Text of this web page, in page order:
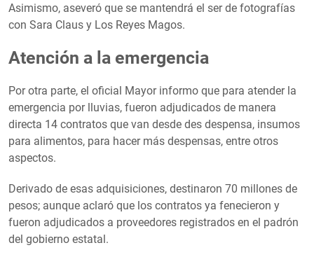
Asimismo, aseveró que se mantendrá el ser de fotografías
con Sara Claus y Los Reyes Magos.
Atención a la emergencia
Por otra parte, el oficial Mayor informo que para atender la
emergencia por lluvias, fueron adjudicados de manera
directa 14 contratos que van desde des despensa, insumos
para alimentos, para hacer más despensas, entre otros
aspectos.
Derivado de esas adquisiciones, destinaron 70 millones de
pesos; aunque aclaró que los contratos ya fenecieron y
fueron adjudicados a proveedores registrados en el padrón
del gobierno estatal.